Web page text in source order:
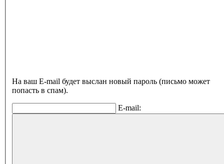
На ваш E-mail будет выслан новый пароль (письмо может
попасть в спам).
E-mail: